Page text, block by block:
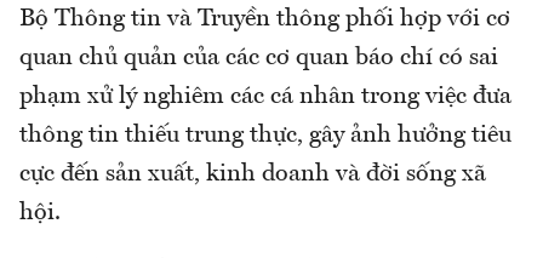
Bộ Thông tin và Truyền thông phối hợp với cơ
quan chủ quản của các cơ quan báo chí có sai
phạm xử lý nghiêm các cá nhân trong việc đưa
thông tin thiếu trung thực, gây ảnh hưởng tiêu
cực đến sản xuất, kinh doanh và đời sống xã
hội.